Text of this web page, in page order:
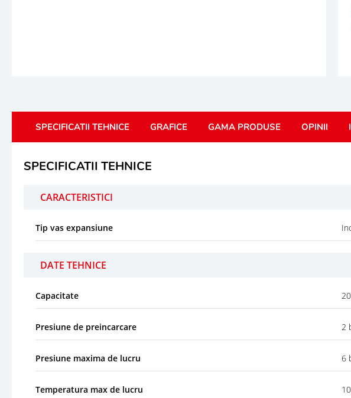
SPECIFICATII TEHNICE GRAFICE GAMA PRODUSE OPINII
SPECIFICATII TEHNICE
CARACTERISTICI
Tip vas expansiune
DATE TEHNICE
Capacitate
Presiune de preincarcare 2
Presiune maxima de lucru 6
Temperatura max de lucru